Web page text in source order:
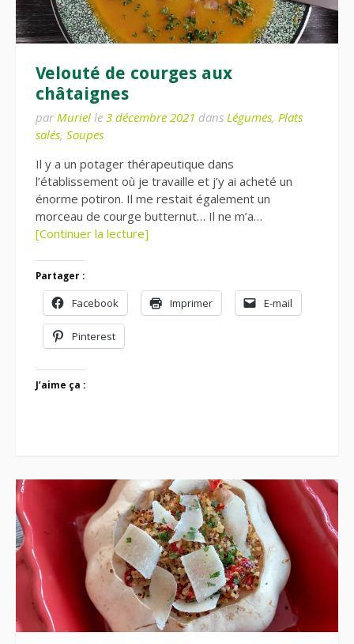
Velouté de courges aux
châtaignes
par Muriel le 3 décembre 2021 dans Légumes, Plats
salés, Soupes
Il y a un potager thérapeutique dans
l’établissement où je travaille et j’y ai acheté un
énorme potiron. Il me restait également un
morceau de courge butternut… Il ne m’a…
[Continuer la lecture]
Partager :
Facebook Imprimer E-mail
Pinterest
J’aime ça :